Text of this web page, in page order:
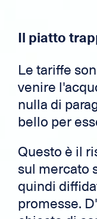
Il piatto
Le tariffe
venire
nulla di
bello per
Questo è il
sul mercato
quindi
promesse.